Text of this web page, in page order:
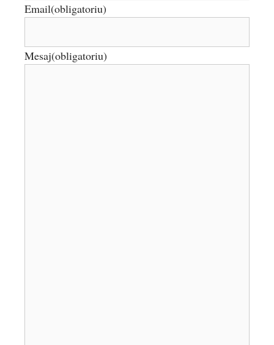
Email(obligatoriu)
Mesaj(obligatoriu)